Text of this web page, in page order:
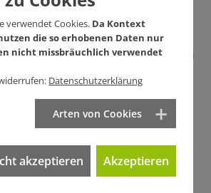
sich's richten
versteht sich als letzte Volkspartei im
wie früher. Unter Manuel Hagel
unrühmliche Auferstehung.
ins Glied oder werden ganz
verwendet Cookies. Da Kontext
die so erhobenen Daten nur
nicht missbräuchlich verwendet
Datenschutzerklärung
Arten von Cookies
akzeptieren Akzeptieren